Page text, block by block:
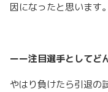
因になったと思います。
ーー注目選手としてど
やはり負けたら引退の